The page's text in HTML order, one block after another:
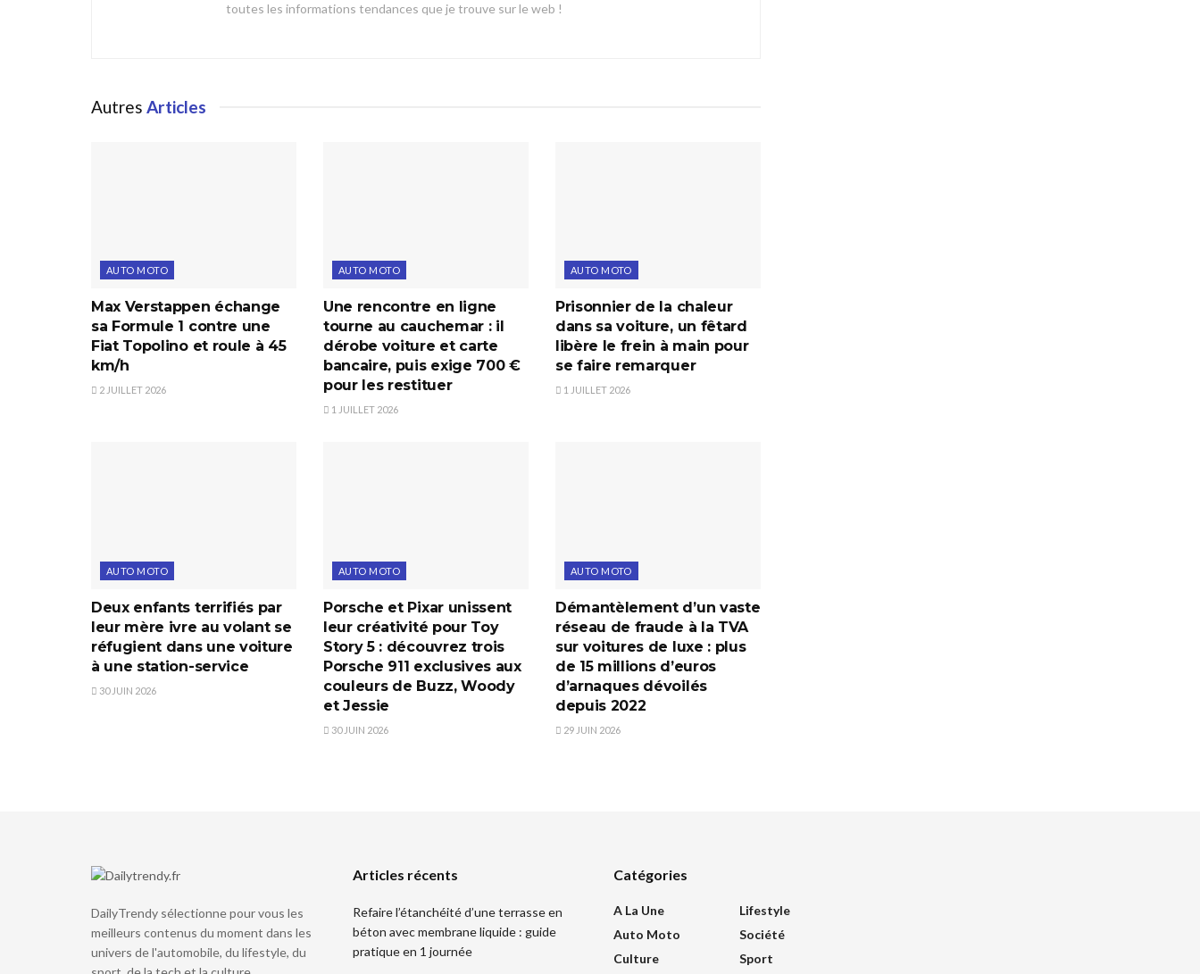
toutes les informations tendances que je trouve sur le web !
Autres Articles
AUTO MOTO
Max Verstappen échange
sa Formule 1 contre une
Fiat Topolino et roule à 45
km/h
2 JUILLET 2026
AUTO MOTO
Une rencontre en ligne
tourne au cauchemar : il
dérobe voiture et carte
bancaire, puis exige 700 €
pour les restituer
1 JUILLET 2026
AUTO MOTO
Prisonnier de la chaleur
dans sa voiture, un fêtard
libère le frein à main pour
se faire remarquer
1 JUILLET 2026
AUTO MOTO
Deux enfants terrifiés par
leur mère ivre au volant se
réfugient dans une voiture
à une station-service
30 JUIN 2026
AUTO MOTO
Porsche et Pixar unissent
leur créativité pour Toy
Story 5 : découvrez trois
Porsche 911 exclusives aux
couleurs de Buzz, Woody
et Jessie
30 JUIN 2026
AUTO MOTO
Démantèlement d’un vaste
réseau de fraude à la TVA
sur voitures de luxe : plus
de 15 millions d’euros
d’arnaques dévoilés
depuis 2022
29 JUIN 2026
DailyTrendy sélectionne pour vous les
meilleurs contenus du moment dans les
univers de l'automobile, du lifestyle, du
Articles récents
Refaire l’étanchéité d’une terrasse en
béton avec membrane liquide : guide
pratique en 1 journée
Catégories
A La Une
Auto Moto
Culture
Lifestyle
Société
Sport